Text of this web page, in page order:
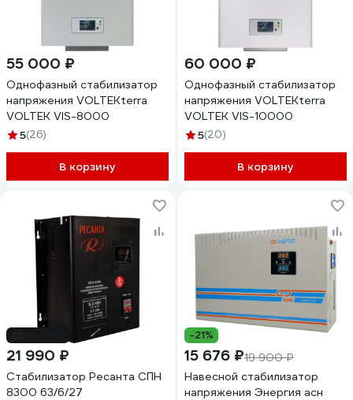
55 000 ₽
Однофазный стабилизатор
напряжения VOLTEKterra
VOLTEK VIS-8000
5(26)
В корзину
60 000 ₽
Однофазный стабилизатор
напряжения VOLTEKterra
VOLTEK VIS-10000
5(20)
В корзину
21 990 ₽
Стабилизатор Ресанта СПН
8300 63/6/27
-21%
15 676 ₽19 900 ₽
Навесной стабилизатор
напряжения Энергия асн